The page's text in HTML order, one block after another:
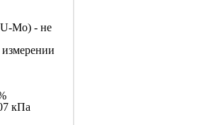
Мo) - не
кПа